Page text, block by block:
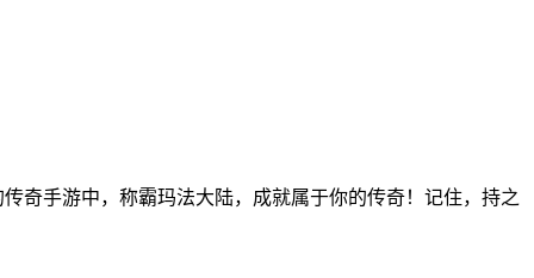
奇手游中，称霸玛法大陆，成就属于你的传奇！记住，持之